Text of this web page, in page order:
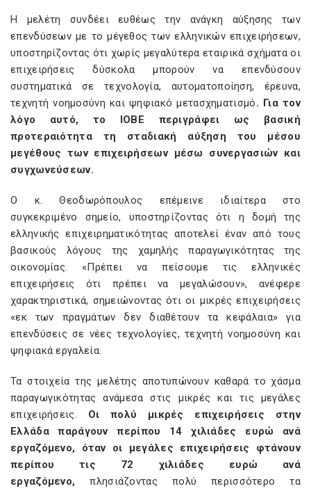
Η μελέτη συνδέει ευθέως την ανάγκη αύξησης των
επενδύσεων με το μέγεθος των ελληνικών επιχειρήσεων,
υποστηρίζοντας ότι χωρίς μεγαλύτερα εταιρικά σχήματα οι
επιχειρήσεις δύσκολα μπορούν να επενδύσουν
συστηματικά σε τεχνολογία, αυτοματοποίηση, έρευνα,
τεχνητή νοημοσύνη και ψηφιακό μετασχηματισμό. Για τον
λόγο αυτό, το ΙΟΒΕ περιγράφει ως βασική
προτεραιότητα τη σταδιακή αύξηση του μέσου
μεγέθους των επιχειρήσεων μέσω συνεργασιών και
συγχωνεύσεων.
Ο κ. Θεοδωρόπουλος επέμεινε ιδιαίτερα στο
συγκεκριμένο σημείο, υποστηρίζοντας ότι η δομή της
ελληνικής επιχειρηματικότητας αποτελεί έναν από τους
βασικούς λόγους της χαμηλής παραγωγικότητας της
οικονομίας. «Πρέπει να πείσουμε τις ελληνικές
επιχειρήσεις ότι πρέπει να μεγαλώσουν», ανέφερε
χαρακτηριστικά, σημειώνοντας ότι οι μικρές επιχειρήσεις
«εκ των πραγμάτων δεν διαθέτουν τα κεφάλαια» για
επενδύσεις σε νέες τεχνολογίες, τεχνητή νοημοσύνη και
ψηφιακά εργαλεία.
Τα στοιχεία της μελέτης αποτυπώνουν καθαρά το χάσμα
παραγωγικότητας ανάμεσα στις μικρές και τις μεγάλες
επιχειρήσεις. Οι πολύ μικρές επιχειρήσεις στην
Ελλάδα παράγουν περίπου 14 χιλιάδες ευρώ ανά
εργαζόμενο, όταν οι μεγάλες επιχειρήσεις φτάνουν
περίπου τις 72 χιλιάδες ευρώ ανά
εργαζόμενο, πλησιάζοντας πολύ περισσότερο τα